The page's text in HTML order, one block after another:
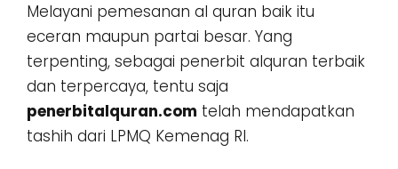
Melayani pemesanan al quran baik itu
eceran maupun partai besar. Yang
terpenting, sebagai penerbit alquran terbaik
dan terpercaya, tentu saja
penerbitalquran.com telah mendapatkan
tashih dari LPMQ Kemenag RI.